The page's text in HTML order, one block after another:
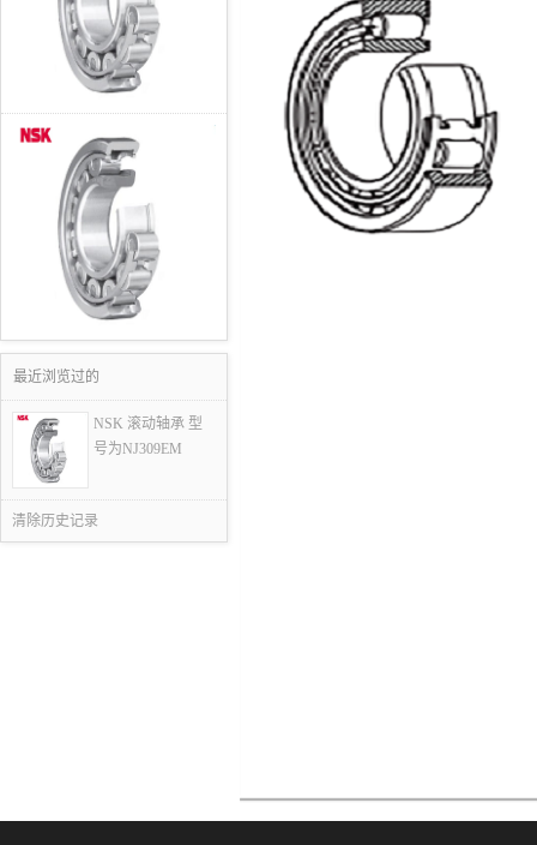
最近浏览过的
NSK 滚动轴承 型
号为NJ309EM
清除历史记录